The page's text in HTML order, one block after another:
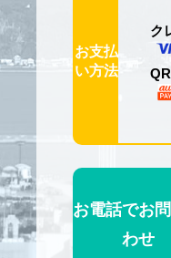
お支払
い方法
ク
お電話でお
わせ